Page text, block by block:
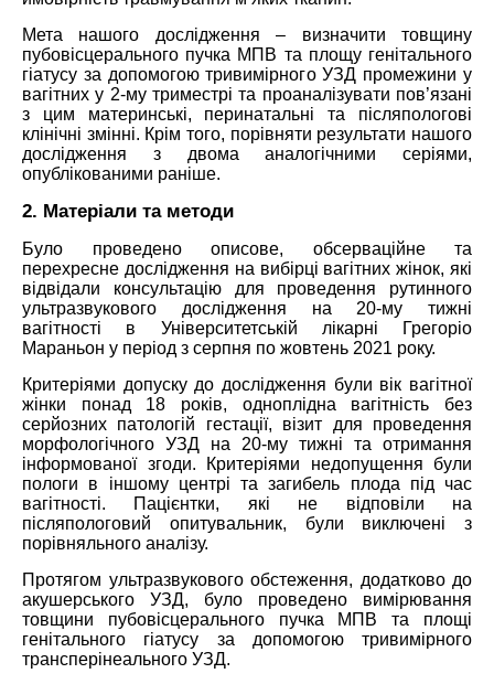
Мета нашого дослідження – визначити товщину
пубовісцерального пучка МПВ та площу генітального
гіатусу за допомогою тривимірного УЗД промежини у
вагітних у 2-му триместрі та проаналізувати пов’язані
з цим материнські, перинатальні та післяпологові
клінічні змінні. Крім того, порівняти результати нашого
дослідження з двома аналогічними серіями,
опублікованими раніше.
2. Матеріали та методи
Було проведено описове, обсерваційне та
перехресне дослідження на вибірці вагітних жінок, які
відвідали консультацію для проведення рутинного
ультразвукового дослідження на 20-му тижні
вагітності в Університетській лікарні Грегоріо
Мараньон у період з серпня по жовтень 2021 року.
Критеріями допуску до дослідження були вік вагітної
жінки понад 18 років, одноплідна вагітність без
серйозних патологій гестації, візит для проведення
морфологічного УЗД на 20-му тижні та отримання
інформованої згоди. Критеріями недопущення були
пологи в іншому центрі та загибель плода під час
вагітності. Пацієнтки, які не відповіли на
післяпологовий опитувальник, були виключені з
порівняльного аналізу.
Протягом ультразвукового обстеження, додатково до
акушерського УЗД, було проведено вимірювання
товщини пубовісцерального пучка МПВ та площі
генітального гіатусу за допомогою тривимірного
трансперінеального УЗД.